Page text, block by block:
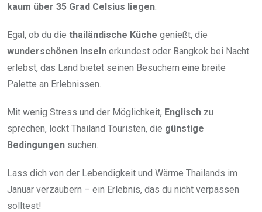
kaum über 35 Grad Celsius liegen
Egal, ob du die thailändische Küche genießt, die
wunderschönen Inseln erkundest oder Bangkok bei Nacht
erlebst, das Land bietet seinen Besuchern eine breite
Palette an Erlebnissen.
Mit wenig Stress und der Möglichkeit, Englisch zu
sprechen, lockt Thailand Touristen, die günstige
Bedingungen suchen.
Lass dich von der Lebendigkeit und Wärme Thailands im
Januar verzaubern – ein Erlebnis, das du nicht verpassen
solltest!